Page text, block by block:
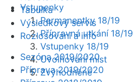
Vstupenky
Permanentky 18/19
Přípravná utkání 18/19
Vstupenky 18/19
Uvolňování míst
Zvýhodněné
Tabulka
Výsledkový servis
Rozlosování a info
Sezóna 2019/2020
Příprava 2019/2020